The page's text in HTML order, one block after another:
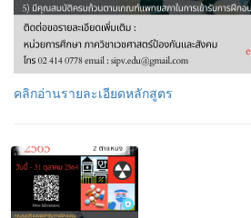
คลิกอ่านรายละเอียดหลักสูตร